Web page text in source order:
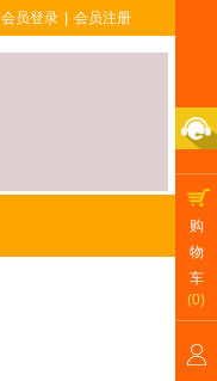
会员登录 会员注册
购
物
车
(0)